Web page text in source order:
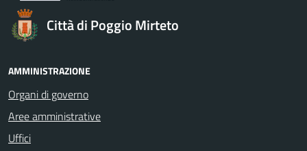
Città di Poggio Mirteto
AMMINISTRAZIONE
Organi di governo
Aree amministrative
Uffici